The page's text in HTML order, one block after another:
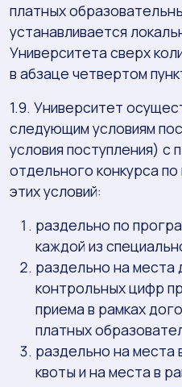
платных
устанавливается
Университета сверх
в абзаце четвертом
1.9. Университет
следующим условиям
условия поступления) с
отдельного конкурса
этих условий:
раздельно по
каждой из
раздельно на места
контрольных цифр
приема в рамках
платных
раздельно на места
квоты и на места в